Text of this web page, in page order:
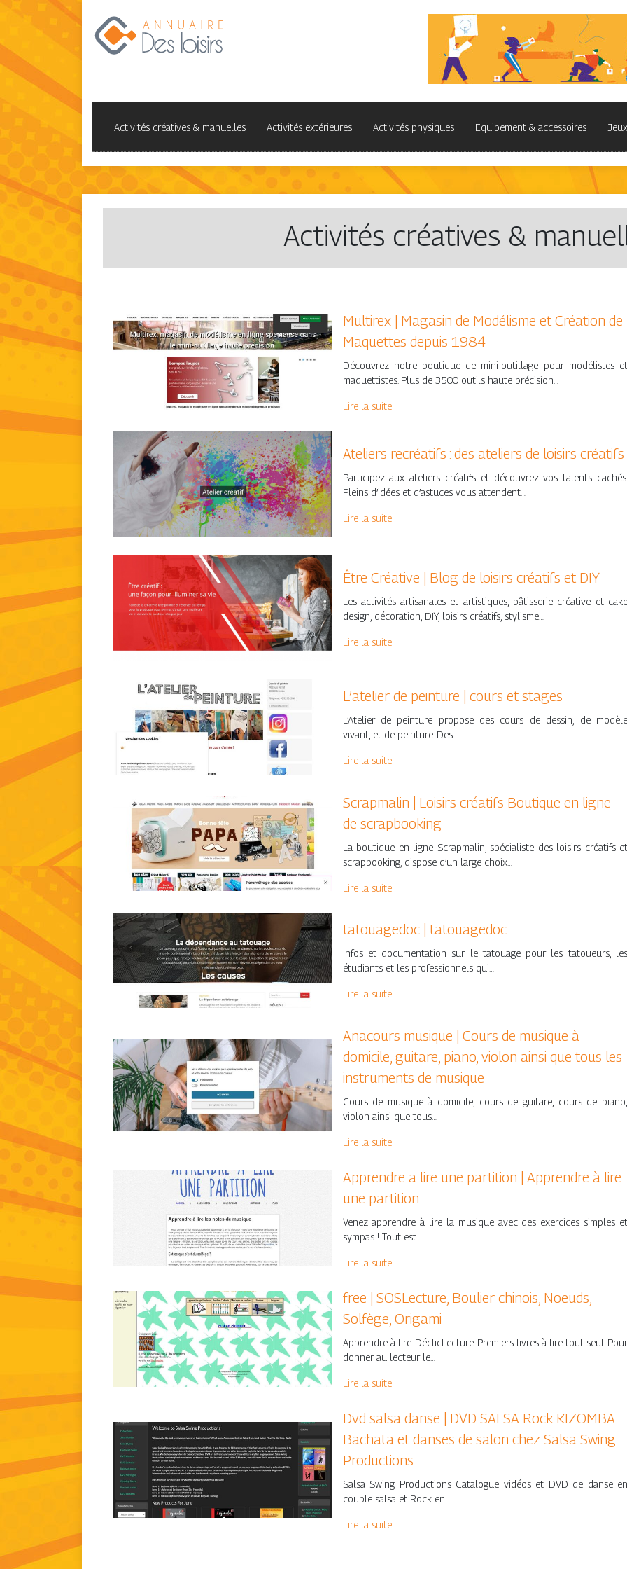
Activités créatives & manuelles Activités extérieures Activités physiques Equipement & accessoires
Activités créatives &
Multirex | Magasin de Modélisme et Création de
Maquettes depuis 1984
Découvrez notre boutique de mini-outillage pour modélistes et
maquettistes. Plus de 3500 outils haute précision…
Lire la suite
Ateliers recréatifs : des ateliers de loisirs créatifs
Participez aux ateliers créatifs et découvrez vos talents cachés.
Pleins d’idées et d’astuces vous attendent…
Lire la suite
Être Créative | Blog de loisirs créatifs et DIY
Les activités artisanales et artistiques, pâtisserie créative et cake
design, décoration, DIY, loisirs créatifs, stylisme…
Lire la suite
L’atelier de peinture | cours et stages
L’Atelier de peinture propose des cours de dessin, de modèle
vivant, et de peinture. Des…
Lire la suite
Scrapmalin | Loisirs créatifs Boutique en ligne
de scrap­boo­king
La boutique en ligne Scrapmalin, spécialiste des loisirs créatifs et
scrapbooking, dispose d’un large choix…
Lire la suite
tatouagedoc | tatouagedoc
Infos et documentation sur le tatouage pour les tatoueurs, les
étudiants et les professionnels qui…
Lire la suite
Anacours musique | Cours de musique à
domicile, guitare, piano, violon ainsi que tous les
instruments de musique
Cours de musique à domicile, cours de guitare, cours de piano,
violon ainsi que tous…
Lire la suite
Apprendre a lire une partition | Apprendre à lire
une partition
Venez apprendre à lire la musique avec des exercices simples et
sympas ! Tout est…
Lire la suite
free | SOSLecture, Boulier chinois, Noeuds,
Solfège, Origami
Apprendre à lire. DéclicLecture. Premiers livres à lire tout seul. Pour
donner au lecteur le…
Lire la suite
Dvd salsa danse | DVD SALSA Rock KIZOMBA
Bachata et danses de salon chez Salsa Swing
Productions
Salsa Swing Productions Catalogue vidéos et DVD de danse en
couple salsa et Rock en…
Lire la suite